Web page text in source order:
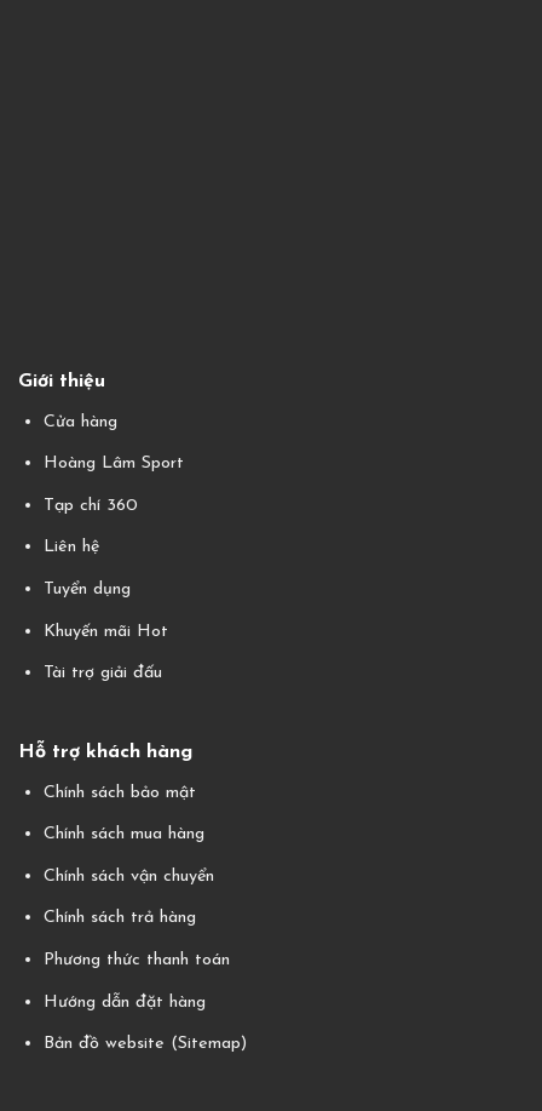
Giới thiệu
Cửa hàng
Hoàng Lâm Sport
Tạp chí 360
Liên hệ
Tuyển dụng
Khuyến mãi Hot
Tài trợ giải đấu
Hỗ trợ khách hàng
Chính sách bảo mật
Chính sách mua hàng
Chính sách vận chuyển
Chính sách trả hàng
Phương thức thanh toán
Hướng dẫn đặt hàng
Bản đồ website (Sitemap)